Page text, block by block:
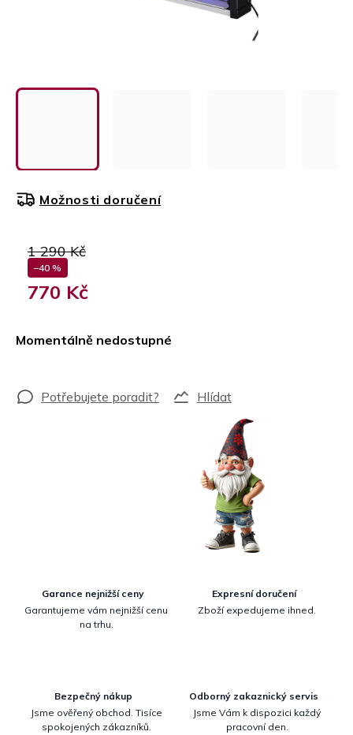
1 290 Kč
–40 %
770 Kč
Momentálně nedostupné
Možnosti doručení
Hlídat
Garance nejnižší ceny
Garantujeme vám nejnižší cenu
na trhu.
Expresní doručení
Zboží expedujeme ihned.
Bezpečný nákup
Jsme ověřený obchod. Tisíce
spokojených zákazníků.
Odborný zakaznický servis
Jsme Vám k dispozici každý
pracovní den.